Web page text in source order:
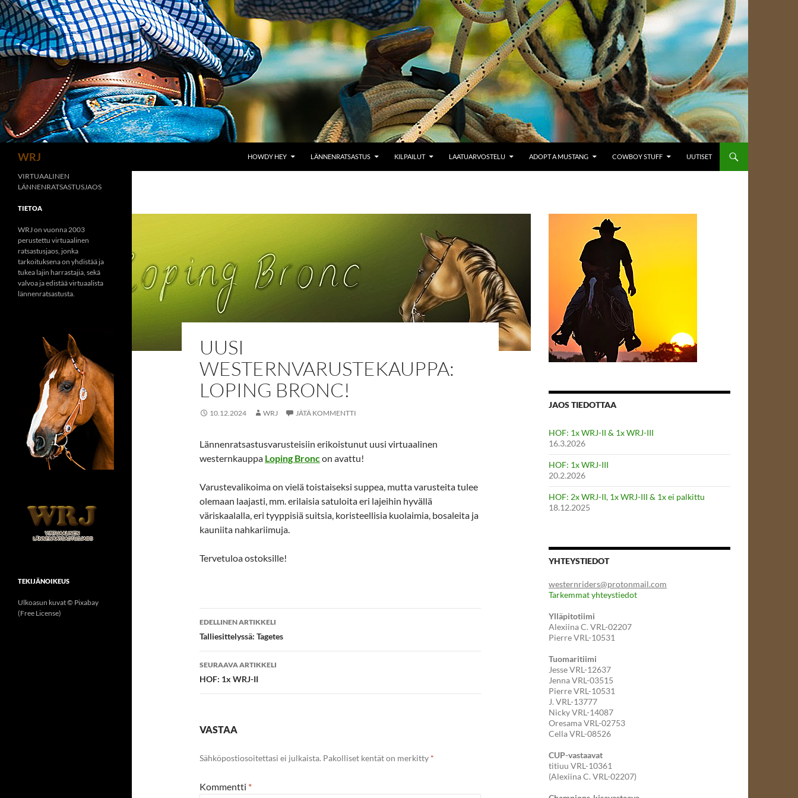
Siirry
sisältöön
WRJ HOWDY HEY LÄNNENRATSASTUS KILPAILUT LAATUARVOSTELU ADOPT A MUSTANG COWBOY STUFF UUTISET
UUSI
WESTERNVARUSTEKAUPPA:
LOPING BRONC!
10.12.2024 WRJ JÄTÄ KOMMENTTI
Lännenratsastusvarusteisiin erikoistunut uusi virtuaalinen
westernkauppa Loping Broncon avattu!
Varustevalikoima on vielä toistaiseksi suppea, mutta varusteita tulee
olemaan laajasti, mm. erilaisia satuloita eri lajeihin hyvällä
väriskaalalla, eri tyyppisiä suitsia, koristeellisia kuolaimia, bosaleita ja
kauniita nahkariimuja.
Tervetuloa ostoksille!
Artikkelien
selaus
EDELLINEN ARTIKKELI
Talliesittelyssä: Tagetes
SEURAAVA ARTIKKELI
HOF: 1x WRJ-II
VASTAA
Sähköpostiosoitettasi ei julkaista. Pakolliset kentät on merkitty *
Kommentti *
JAOS TIEDOTTAA
HOF: 1x WRJ-II & 1x WRJ-III
16.3.2026
HOF: 1x WRJ-III
20.2.2026
HOF: 2x WRJ-II, 1x WRJ-III & 1x ei palkittu
18.12.2025
YHTEYSTIEDOT
westernriders@protonmail.com
Tarkemmat yhteystiedot
Ylläpitotiimi
Alexiina C. VRL-02207
Pierre VRL-10531
Tuomaritiimi
Jesse VRL-12637
Jenna VRL-03515
Pierre VRL-10531
J. VRL-13777
Nicky VRL-14087
Oresama VRL-02753
Cella VRL-08526
CUP-vastaavat
titiuu VRL-10361
(Alexiina C. VRL-02207)
VIRTUAALINEN
LÄNNENRATSASTUSJAOS
TIETOA
WRJ on vuonna 2003
perustettu virtuaalinen
ratsastusjaos, jonka
tarkoituksena on yhdistää ja
tukea lajin harrastajia, sekä
valvoa ja edistää virtuaalista
lännenratsastusta.
TEKIJÄNOIKEUS
Ulkoasun kuvat © Pixabay
(Free License)